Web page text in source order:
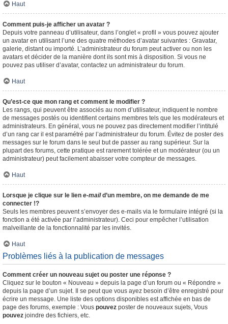
Haut
Comment puis-je afficher un avatar ?
Depuis votre panneau d’utilisateur, dans l’onglet « profil » vous pouvez ajouter
un avatar en utilisant l’une des quatre méthodes d’avatar suivantes : Gravatar,
galerie, distant ou importé. L’administrateur du forum peut activer ou non les
avatars et décider de la manière dont ils sont mis à disposition. Si vous ne
pouvez pas utiliser d’avatar, contactez un administrateur du forum.
Haut
Qu’est-ce que mon rang et comment le modifier ?
Les rangs, qui peuvent être associés au nom d’utilisateur, indiquent le nombre
de messages postés ou identifient certains membres tels que les modérateurs et
administrateurs. En général, vous ne pouvez pas directement modifier l’intitulé
d’un rang car il est paramétré par l’administrateur du forum. Évitez de poster des
messages sur le forum dans le seul but de passer au rang supérieur. Sur la
plupart des forums, cette pratique est rarement tolérée et un modérateur (ou un
administrateur) peut facilement abaisser votre compteur de messages.
Haut
Lorsque je clique sur le lien e-maild’un membre, on me demande de me
connecter !?
Seuls les membres peuvent s’envoyer des e-mails via le formulaire intégré (si la
fonction a été activée par l’administrateur). Ceci pour empêcher l’utilisation
malveillante de la fonctionnalité par les invités.
Haut
Problèmes liés à la publication de messages
Comment créer un nouveau sujet ou poster une réponse ?
Cliquez sur le bouton « Nouveau » depuis la page d’un forum ou « Répondre »
depuis la page d’un sujet. Il se peut que vous ayez besoin d’être enregistré pour
écrire un message. Une liste des options disponibles est affichée en bas de
page des forums, exemple : Vous pouvez poster de nouveaux sujets, Vous
pouvez joindre des fichiers, etc.